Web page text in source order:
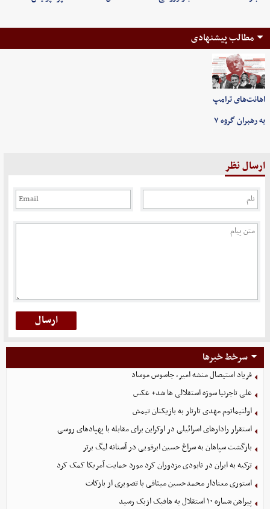
مطالب پیشنهادی
اهانت‌های ترامپ
به رهبران گروه ۷
ارسال نظر
سرخط خبرها
فریاد استیصال منشه امیر، جاسوس موساد
علی تاجرنیا سوژه استقلالی‌ ها شد+ عکس
اولتیماتوم مهدی تارتار به بازیکنان تیمش
استقرار رادارهای اسرائیلی در اوکراین برای مقابله با پهپادهای روسی
بازگشت سپاهان به سراغ حسین ابرقویی در آستانه لیگ برتر
ترکیه به ایران در نابودی مزدوران کرد مورد حمایت آمریکا کمک کرد
استوری معنادار محمدحسین میثاقی با تصویری از بازکات
پیراهن شماره ۱۰ استقلال به هافبک ازبک رسید